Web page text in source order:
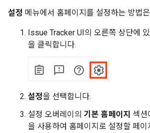
설정 메뉴에서 홈페이지를 설정하는 방법
Issue Tracker UI의 오른쪽 상단에
을 클릭합니다.
설정을 선택합니다.
설정 오버레이의 기본 홈페이지 섹션
을 사용하여 홈페이지로 설정할 페이